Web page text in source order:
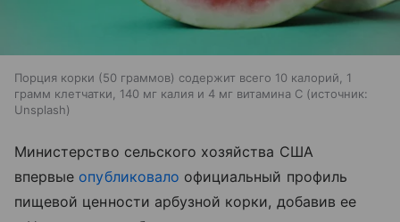
Порция корки (50 граммов) содержит всего 10 калорий, 1
грамм клетчатки, 140 мг калия и 4 мг витамина С
источник:
Unsplash
Министерство сельского хозяйства США
впервые опубликовало официальный профиль
пищевой ценности арбузной корки, добавив ее